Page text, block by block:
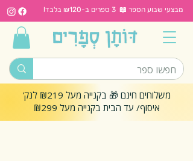
מבצעי שבוע הספר 📖 3 ספרים ב-₪120 בלבד!
משלוחים חינם 🎁 בקנייה מעל ₪219 לנק'
איסוף/ עד הבית בקנייה מעל ₪299